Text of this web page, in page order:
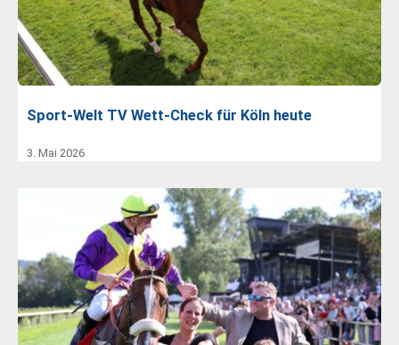
Sport-Welt TV Wett-Check für Köln heute
3. Mai 2026